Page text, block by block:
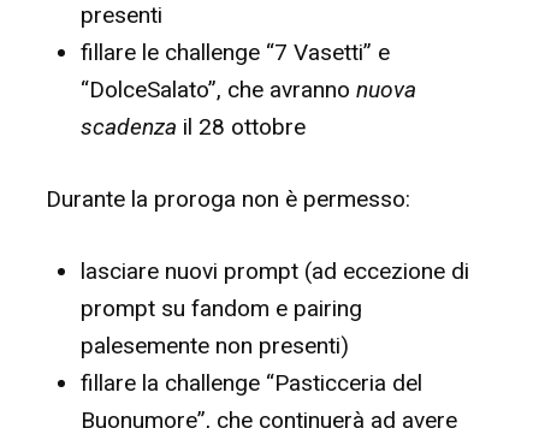
presenti
fillare le challenge “7 Vasetti” e
“DolceSalato”, che avrannonuova
scadenza il 28 ottobre
Durante la proroga non è permesso:
lasciare nuovi prompt (ad eccezione di
prompt su fandom e pairing
palesemente non presenti)
fillare la challenge “Pasticceria del
Buonumore”, che continuerà ad avere